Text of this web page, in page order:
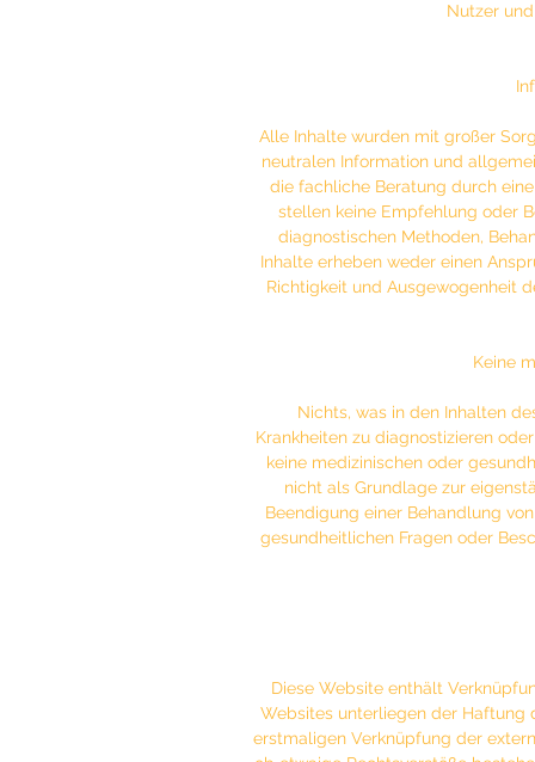
Nutzer
Alle Inhalte wurden mit großer
neutralen Information und
die fachliche Beratung durch
stellen keine Empfehlung oder
diagnostischen Methoden,
Inhalte erheben weder einen
Richtigkeit und Ausgewogenheit
Keine
Nichts, was in den Inhalten
Krankheiten zu diagnostizieren
keine medizinischen oder
nicht als Grundlage zur
Beendigung einer Behandlung
gesundheitlichen Fragen oder
Diese Website enthält
Websites unterliegen der Haftung
erstmaligen Verknüpfung der